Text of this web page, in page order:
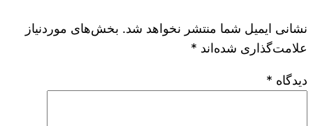
نشانی ایمیل شما منتشر نخواهد شد. بخش‌های موردنیاز
علامت‌گذاری شده‌اند *
دیدگاه *